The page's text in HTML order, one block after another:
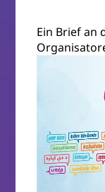
Ein Brief an